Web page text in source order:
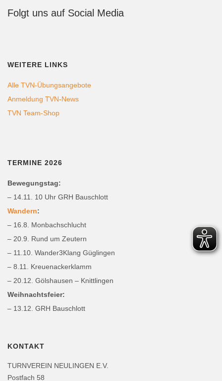
Folgt uns auf Social Media
WEITERE LINKS
Alle TVN-Übungsangebote
Anmeldung TVN-News
TVN Team-Shop
TERMINE 2026
Bewegungstag:
– 14.11. 10 Uhr GRH Bauschlott
Wandern:
– 16.8. Monbachschlucht
– 20.9. Rund um Zeutern
– 11.10. Wander3Klang Güglingen
– 8.11. Kreuenackerklamm
– 20.12. Gölshausen – Knittlingen
Weihnachtsfeier:
– 13.12. GRH Bauschlott
KONTAKT
TURNVEREIN NEULINGEN E.V.
Postfach 58